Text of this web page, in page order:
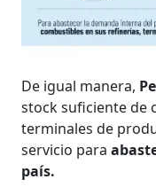
De igual manera,
stock suficiente de
terminales de
servicio para
país.